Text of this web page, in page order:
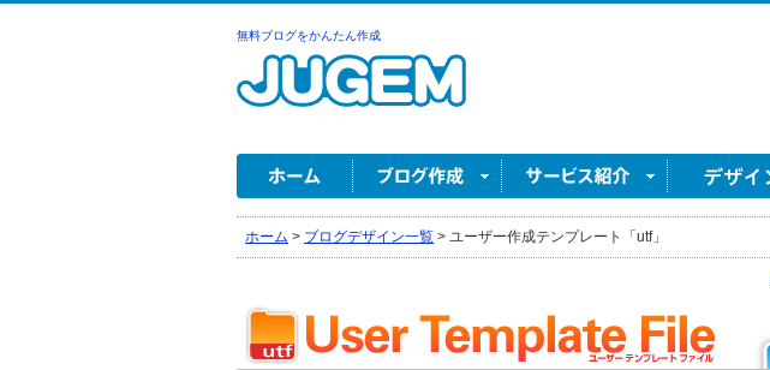
無料ブログをかんたん作成
ホーム > ブログデザイン一覧 > ユーザー作成テンプレート「utf」